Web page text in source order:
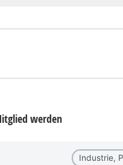
werden
Industrie,